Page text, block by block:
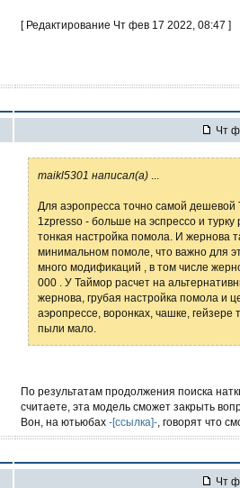
[ Редактирование Чт фев 17 2022, 08:47 ]
Чт
maikl5301 написал(а)
Для аэропресса точно самой дешевой
1zpresso - больше на эспрессо и
тонкая настройка помола. И жернова
минимальном помоле, что важно для
много модификаций , в том числе
000 . У Таймор расчет на
жернова, грубая настройка помола и
аэропрессе, воронках, чашке,
пыли мало.
По результатам продолжения поиска
считаете, эта модель сможет закрыть
Вон, на ютьюбах -[ссылка]- , говорят что
Чт